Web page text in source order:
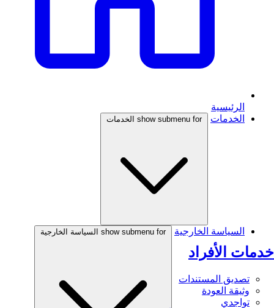
الرئيسية
الخدمات
show submenu for الخدمات
خدمات الأفراد
تصديق المستندات
وثيقة العودة
تواجدي
السياسة الخارجية show submenu for السياسة الخارجية